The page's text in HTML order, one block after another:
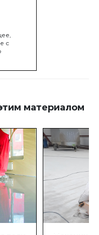
с
материалом